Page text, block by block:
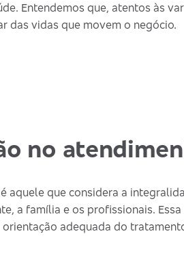
Entendemos que, atentos às
das vidas que movem o negócio.
no
aquele que considera a
a família e os profissionais.
adequada do